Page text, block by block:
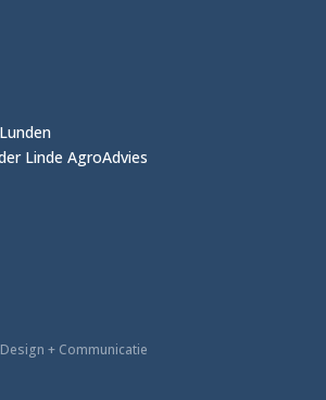
Linde AgroAdvies
+ Communicatie